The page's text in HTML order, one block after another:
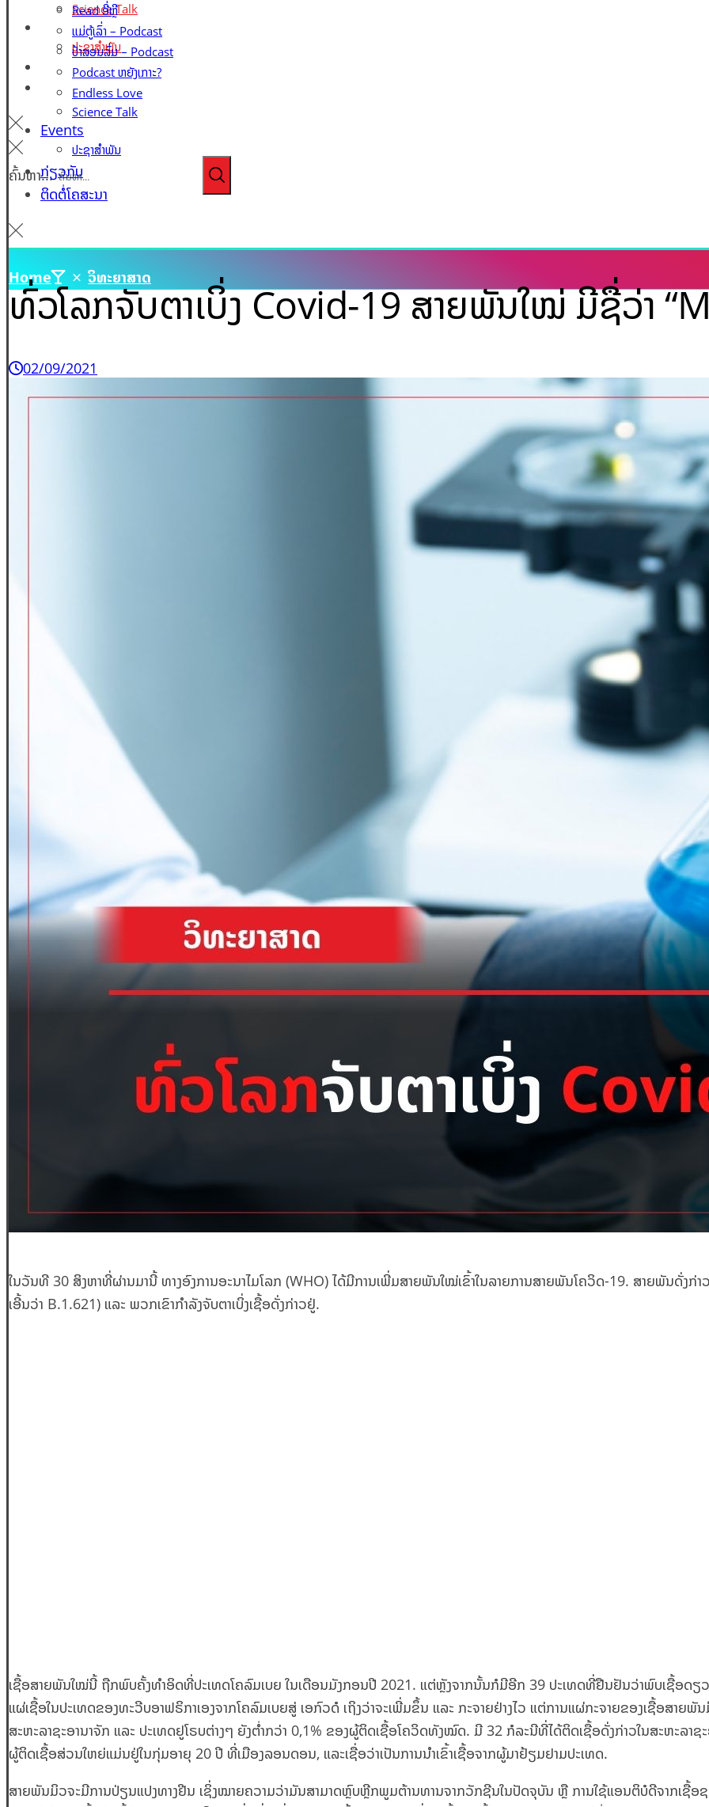
Science Talk
Events
ປະຊາສຳພັນ
ກ່ຽວກັບ
ຕິດຕໍ່ໂຄສະນາ
ຄົ້ນຫາ...
Read ອີ່ຫຼີ
ແມ່ຕູ້ເລົ່າ – Podcast
ປ້າສອນລົ່ມ – Podcast
Podcast ຫຍັງເກາະ?
Endless Love
Science Talk
Events
ປະຊາສຳພັນ
ກ່ຽວກັບ
ຕິດຕໍ່ໂຄສະນາ
Home ວິທະຍາສາດ
ທົ່ວໂລກຈັບຕາເບິ່ງ Covid-19 ສາຍພັນໃໝ່ ມີຊື່ວ່າ
02/09/2021
ໃນວັນທີ 30 ສິງຫາທີ່ຜ່ານມານີ້ ທາງອົງການອະນາໄມໂລກ (WHO) ໄດ້ມີການເພີ່ມສາຍພັນໃໝ່ເຂົ້າໃນລາຍການສາຍພັນໂຄວິດ-19. ສາຍພັນດັ່ງ
ເອີ້ນວ່າ B.1.621) ແລະ ພວກເຂົາກຳລັງຈັບຕາເບິ່ງເຊື້ອດັ່ງກ່າວຢູ່.
ເຊື້ອສາຍພັນໃໝ່ນີ້ ຖືກພົບຄັ້ງທຳອິດທີ່ປະເທດໂຄລົມເບຍ ໃນເດືອນມັງກອນປີ 2021. ແຕ່ຫຼັງຈາກນັ້ນກໍມີອີກ 39 ປະເທດທີ່ຢືນຢັນວ່າພົບເຊື້ອດຽວ
ແຜ່ເຊື້ອໃນປະເທດຂອງທະວີບອາຟຣິກາເອງຈາກໂຄລົມເບຍສູ່ ເອກົວດໍ ເຖິງວ່າຈະເພີ່ມຂຶ້ນ ແລະ ກະຈາຍຢ່າງໄວ ແຕ່ການແຜ່ກະຈາຍຂອງເຊື້ອສາຍ
ສະຫະລາຊະອານາຈັກ ແລະ ປະເທດຢູໂຣບຕ່າງໆ ຍັງຕໍ່າກວ່າ 0,1% ຂອງຜູ້ຕິດເຊື້ອໂຄວິດທັງໝົດ. ມີ 32 ກໍລະນີທີ່ໄດ້ຕິດເຊື້ອດັ່ງກ່າວໃນສະຫະລາຊ
ຜູ້ຕິດເຊື້ອສ່ວນໃຫຍ່ແມ່ນຢູ່ໃນກຸ່ມອາຍຸ 20 ປີ ທີ່ເມືອງລອນດອນ, ແລະເຊື່ອວ່າເປັນການນຳເຂົ້າເຊື້ອຈາກຜູ້ມາຢ້ຽມຢາມປະເທດ.
ສາຍພັນມິວຈະມີການປ່ຽນແປງທາງຢີນ ເຊິ່ງໝາຍຄວາມວ່າມັນສາມາດຫຼົບຫຼີກພູມຕ້ານທານຈາກວັກຊີນໃນປັດຈຸບັນ ຫຼື ການໃຊ້ແອນຕິບໍດີຈາກເຊື້ອ